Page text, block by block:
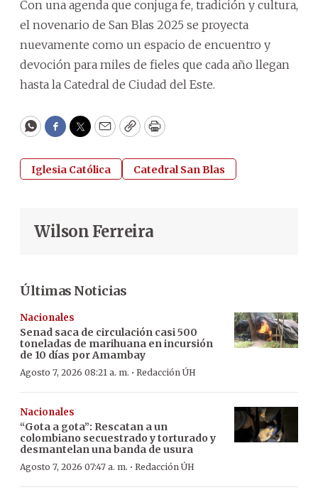
Con una agenda que conjuga fe, tradición y cultura,
el novenario de San Blas 2025 se proyecta
nuevamente como un espacio de encuentro y
devoción para miles de fieles que cada año llegan
hasta la Catedral de Ciudad del Este.
WhatsApp
Facebook
Twitter
EmailCopyPrint
Iglesia Católica Catedral San Blas
Wilson Ferreira
Últimas Noticias
Nacionales
Senad saca de circulación casi 500
toneladas de marihuana en incursión
de 10 días por Amambay
Agosto 7, 2026 08:21 a. m. · Redacción ÚH
Nacionales
“Gota a gota”: Rescatan a un
colombiano secuestrado y torturado y
desmantelan una banda de usura
Agosto 7, 2026 07:47 a. m. · Redacción ÚH